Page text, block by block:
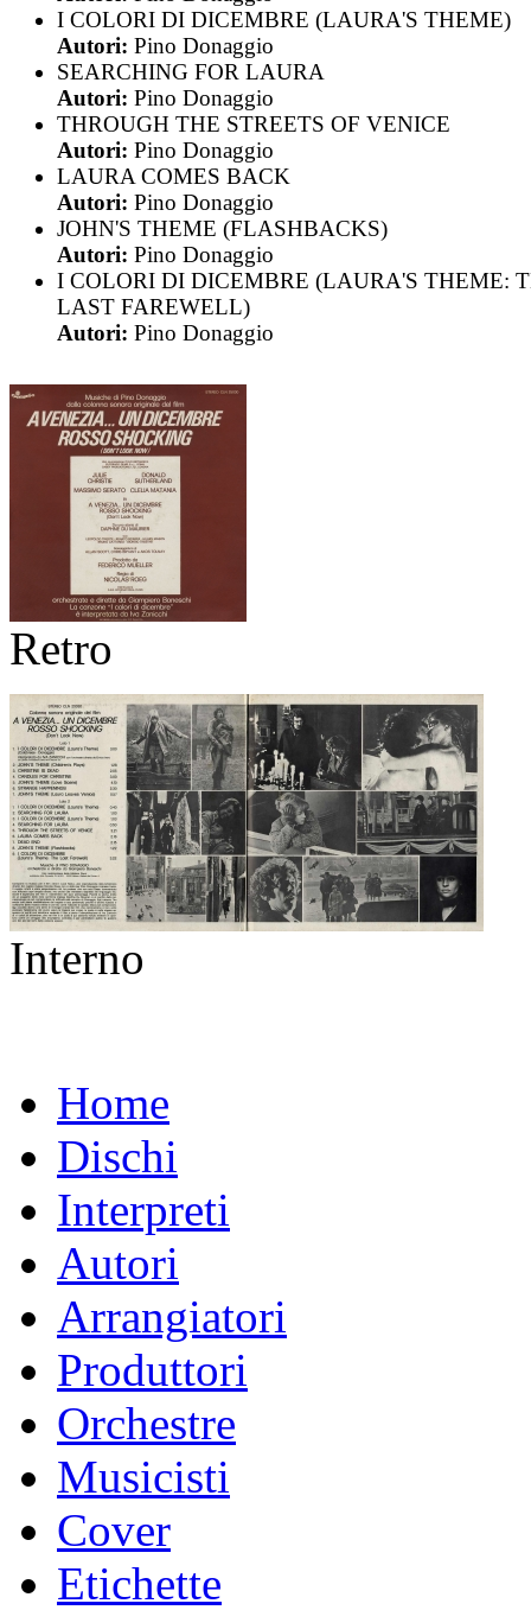
I COLORI DI DICEMBRE (LAURA'S THEME)
Autori: Pino Donaggio
SEARCHING FOR LAURA
Autori: Pino Donaggio
THROUGH THE STREETS OF VENICE
Autori: Pino Donaggio
LAURA COMES BACK
Autori: Pino Donaggio
JOHN'S THEME (FLASHBACKS)
Autori: Pino Donaggio
I COLORI DI DICEMBRE (LAURA'S THEME:
LAST FAREWELL)
Autori: Pino Donaggio
Retro
Interno
Home
Dischi
Interpreti
Autori
Arrangiatori
Produttori
Orchestre
Musicisti
Cover
Etichette